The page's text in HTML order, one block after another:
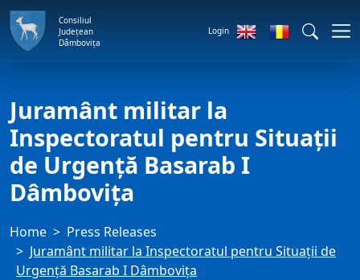
Consiliul
Județean
Dâmbovița
Login
Juramânt militar la
Inspectoratul pentru Situații
de Urgență Basarab I
Dâmbovița
Home
Press Releases
Juramânt militar la Inspectoratul pentru Situații de
Urgență Basarab I Dâmbovița